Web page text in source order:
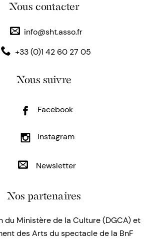
Nous contacter
info@sht.asso.fr
+33 (0)1 42 60 27 05
Nous suivre
Facebook
Instagram
Newsletter
Nos partenaires
du Ministère de la Culture (DGCA) et
des Arts du spectacle de la BnF